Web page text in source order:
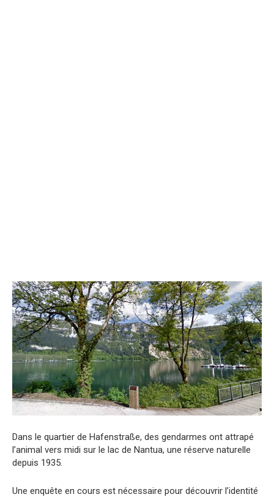
Dans le quartier de Hafenstraße, des gendarmes ont attrapé
l’animal vers midi sur le lac de Nantua, une réserve naturelle
depuis 1935.
Une enquête en cours est nécessaire pour découvrir l’identité